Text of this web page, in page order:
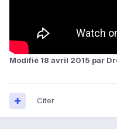
Modifié 18 avril 2015 par
Citer